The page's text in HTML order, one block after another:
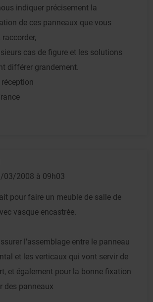
indiquer précisement la
de ces panneaux que vous
cas de figure et les solutions
différer grandement.
réception
03/2008 à 09h03
pour faire un meuble de salle de
vasque encastrée.
l'assemblage entre le panneau
et les verticaux qui vont servir de
et également pour la bonne fixation
des panneaux